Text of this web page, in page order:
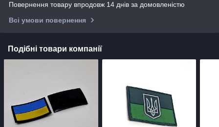
Повернення товару впродовж 14 днів за домовленістю
Всі умови повернення
Подібні товари компанії